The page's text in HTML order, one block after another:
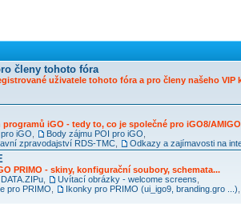
členy tohoto fóra
uživatele tohoto fóra a pro členy našeho VIP
iGO - tedy to, co je společné pro iGO8/
iGO Body zájmu POI pro iGO
zpravodajství RDS-TMC Odkazy a zajímavosti na
PRIMO - skiny, konfigurační soubory, schemata...
Uvítací obrázky - welcome screens
pro PRIMO Ikonky pro PRIMO (ui_igo9, branding.gro ...)